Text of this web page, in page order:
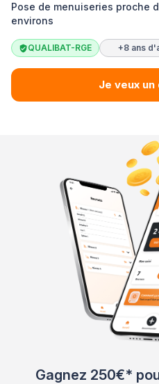
Pose de menuiseries proche
environs
QUALIBAT-RGE +8 ans
Je veux
Gagnez 250€*